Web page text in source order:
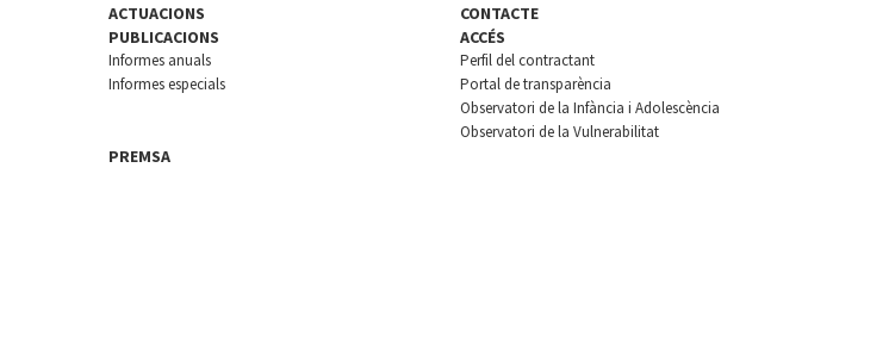
ACTUACIONS
PUBLICACIONS
Informes anuals
Informes especials
PREMSA
CONTACTE
ACCÉS
Perfil del contractant
Portal de transparència
Observatori de la Infància i Adolescència
Observatori de la Vulnerabilitat